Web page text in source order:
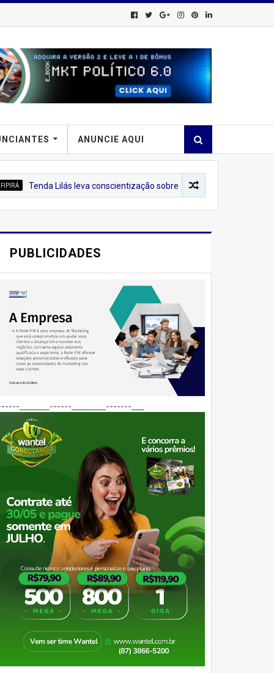
ANUNCIE AQUI
Lilás leva conscientização sobre o combate à violência contra a
PUBLICIDADES
_______------________-------___